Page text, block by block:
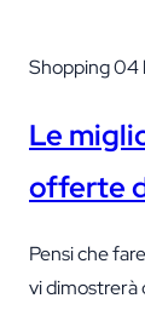
Shopping04
Le
offerte
Pensi che
vi dimostrerà